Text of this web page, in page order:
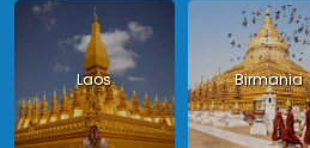
Laos Birmania